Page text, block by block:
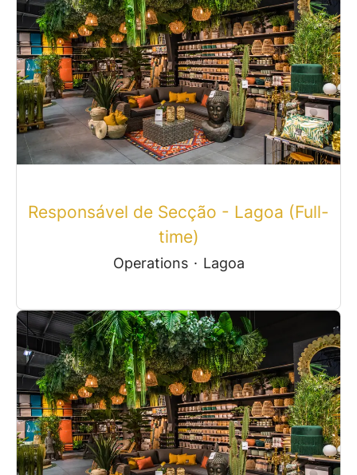
Responsável de Secção - Lagoa (Full-
time)
Operations · Lagoa